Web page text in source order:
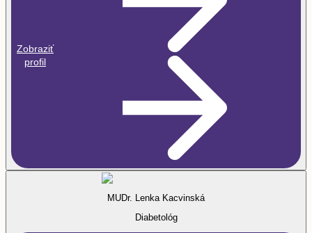
Zobraziť
profil
MUDr. Lenka Kacvinská
Diabetológ